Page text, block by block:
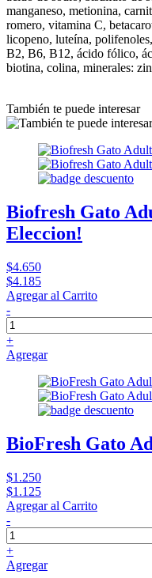
manganeso, metionina,
romero, vitamina C,
licopeno, luteína,
B2, B6, B12, ácido fólico,
biotina, colina, minerales:
También te puede interesar
Biofresh Gato
Eleccion!
$4.650
$4.185
Agregar al Carrito
-
+
Agregar
BioFresh Gato
$1.250
$1.125
Agregar al Carrito
-
+
Agregar